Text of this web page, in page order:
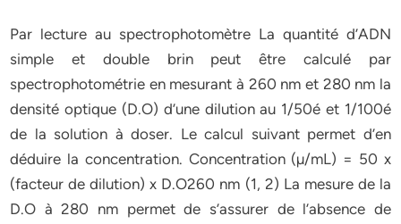
Par lecture au spectrophotomètre La quantité d’ADN
simple et double brin peut être calculé par
spectrophotométrie en mesurant à 260 nm et 280 nm la
densité optique (D.O) d’une dilution au 1/50é et 1/100é
de la solution à doser. Le calcul suivant permet d’en
déduire la concentration. Concentration (µ/mL) = 50 x
(facteur de dilution) x D.O260 nm (1, 2) La mesure de la
D.O à 280 nm permet de s’assurer de l’absence de